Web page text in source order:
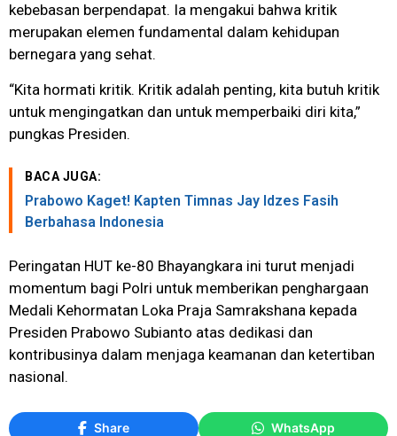
kebebasan berpendapat. Ia mengakui bahwa kritik
merupakan elemen fundamental dalam kehidupan
bernegara yang sehat.
“Kita hormati kritik. Kritik adalah penting, kita butuh kritik
untuk mengingatkan dan untuk memperbaiki diri kita,”
pungkas Presiden.
BACA JUGA:
Prabowo Kaget! Kapten Timnas Jay Idzes Fasih
Berbahasa Indonesia
Peringatan HUT ke-80 Bhayangkara ini turut menjadi
momentum bagi Polri untuk memberikan penghargaan
Medali Kehormatan Loka Praja Samrakshana kepada
Presiden Prabowo Subianto atas dedikasi dan
kontribusinya dalam menjaga keamanan dan ketertiban
nasional.
Share WhatsApp